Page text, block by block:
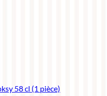
58 cl (1 pièce)